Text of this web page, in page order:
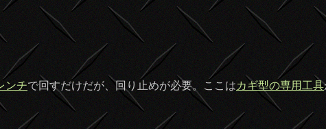
ンチで回すだけだが、回り止めが必要。ここはカギ型の専用工具